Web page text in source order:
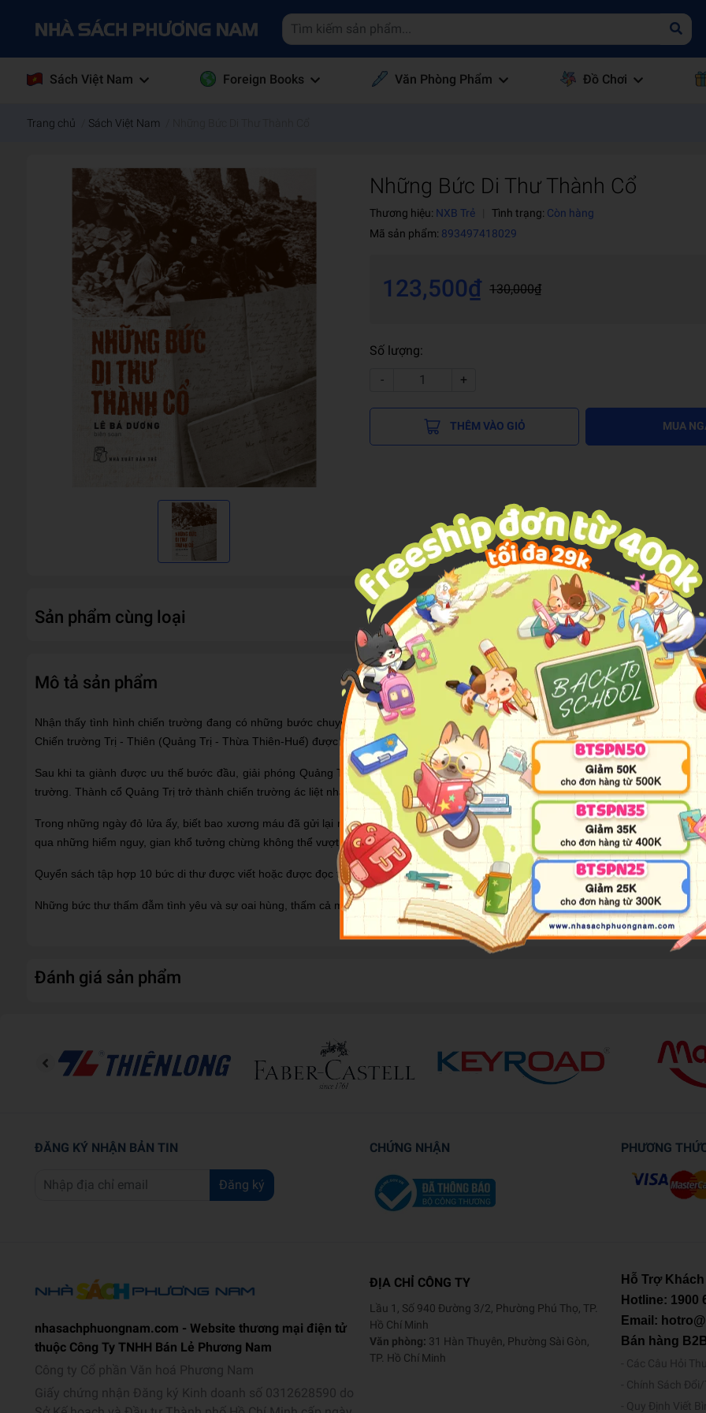
Sách Việt Nam Foreign Books Văn Phòng Phẩm Đồ Chơi
Trang chủ Sách Việt Nam
Những Bức Di Thư Thành Cổ
Thương hiệu: NXB Trẻ Tình trạng: Còn hàng
Mã sản phẩm: 893497418029
123,500₫ 130,000₫
Số lượng:
-
+
THÊM VÀO GIỎ MUA
Sản phẩm cùng loại
Mô tả sản phẩm
Nhận thấy tình hình chiến trường đang có những bước chuyển vô cùng thuận lợi, Bộ Chính trị, Quân ủy Trung ương quyết định
Chiến trường Trị - Thiên (Quảng Trị - Thừa Thiên-Huế) được chọn là mũi tấn công chiến lược.
Sau khi ta giành được ưu thế bước đầu, giải phóng Quảng Trị, quân lực Việt Nam Cộng hòa, với sự yểm trợ hỏa lực pháo binh
trường. Thành cổ Quảng Trị trở thành chiến trường ác liệt nhất, nơi bộ đội ta kiên cường bám trụ giữ đất trước sự tấn công hùng hổ
Trong những ngày đỏ lửa ấy, biết bao xương máu đã gửi lại nơi thành cổ Quảng Trị. Trước khi hy sinh, những chiến sĩ giải phóng,
qua những hiểm nguy, gian khổ tưởng chừng không thể vượt qua? Họ nghĩ gì và mơ ước gì?
Quyển sách tập hợp 10 bức di thư được viết hoặc được đọc trong khói lửa chiến trường của 81 ngày đêm ấy, đặc biệt có những bức
Những bức thư thấm đẫm tình yêu và sự oai hùng, thấm cả máu và mồ hôi những người lính, nước mắt những người vợ sẽ đưa
Đánh giá sản phẩm
ĐĂNG KÝ NHẬN BẢN TIN
Đăng ký
CHỨNG NHẬN PHƯƠNG
nhasachphuongnam.com - Website thương mại điện tử
thuộc Công Ty TNHH Bán Lẻ Phương Nam
Công ty Cổ phần Văn hoá Phương Nam
Giấy chứng nhận Đăng ký Kinh doanh số 0312628590 do
ĐỊA CHỈ CÔNG TY
Lầu 1, Số 940 Đường 3/2, Phường Phú Thọ, TP.
Hồ Chí Minh
Văn phòng: 31 Hàn Thuyên, Phường Sài Gòn,
TP. Hồ Chí Minh
Hỗ Trợ
Hotline: 1900
Email:
Bán hàng
Các Câu Hỏi
Chính Sách
Quy Định Viết